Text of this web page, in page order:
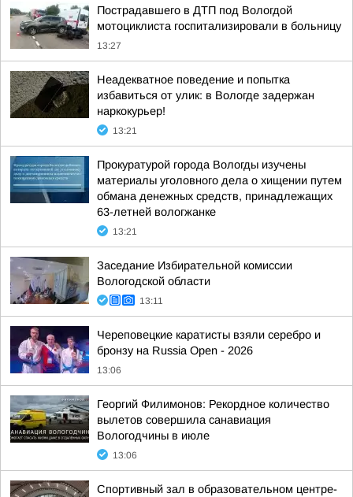
Пострадавшего в ДТП под Вологдой
мотоциклиста госпитализировали в больницу
13:27
Неадекватное поведение и попытка
избавиться от улик: в Вологде задержан
наркокурьер!
13:21
Прокуратурой города Вологды изучены
материалы уголовного дела о хищении путем
обмана денежных средств, принадлежащих
63-летней вологжанке
13:21
Заседание Избирательной комиссии
Вологодской области
13:11
Череповецкие каратисты взяли серебро и
бронзу на Russia Open - 2026
13:06
Георгий Филимонов: Рекордное количество
вылетов совершила санавиация
Вологодчины в июле
13:06
Спортивный зал в образовательном центре-